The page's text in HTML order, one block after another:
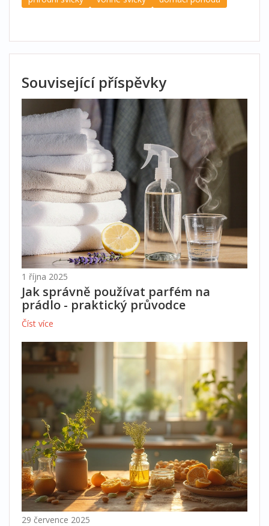
Související příspěvky
1 října 2025
Jak správně používat parfém na
prádlo - praktický průvodce
Číst více
29 července 2025